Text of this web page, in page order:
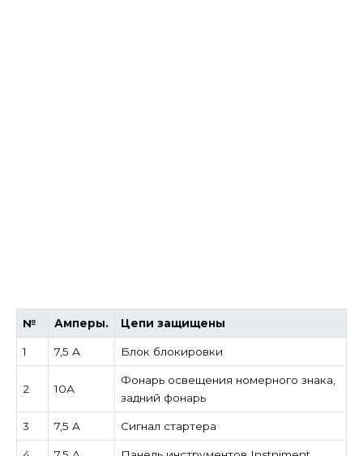
№ Амперы. Цепи защищены
1 7,5 А Блок блокировки
2 10А
Фонарь освещения номерного знака,
задний фонарь
3 7,5 А Сигнал стартера